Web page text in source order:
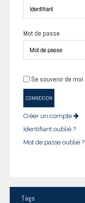
Mot de passe
Se souvenir de moi
CONNEXION
Créer un compte
Identifiant oublié ?
Mot de passe oublié ?
Tags